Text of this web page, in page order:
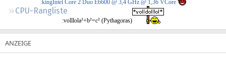
CPU-Rangliste
:kingIntel Core 2 Duo E6600 @ 3,4 GHz @ 1,36 VCore
:volllola²+b²=c² (Pythagoras)